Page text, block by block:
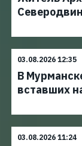
03.08.2026 12:35
В
вставших
03.08.2026 11:24